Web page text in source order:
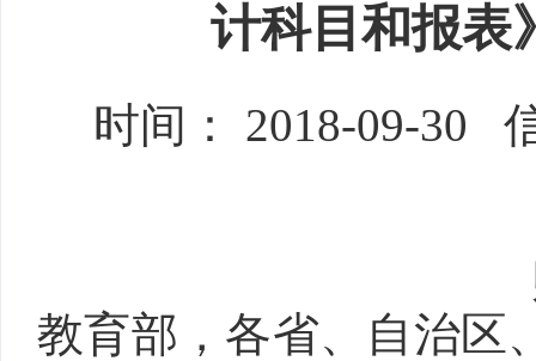
计科目和报表
时间： 2018-09-30
教育部，各省、自治区